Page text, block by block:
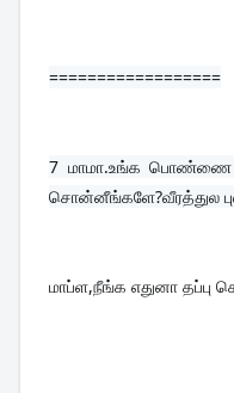
==================
7 மாமா.உங்க பொண்ணை
சொன்னீங்களே?வீரத்துல
மாப்ள,நீங்க எதுனா தப்பு